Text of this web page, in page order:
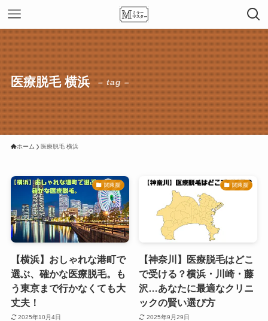
医療脱毛 横浜 – tag –
ホーム 医療脱毛 横浜
関東圏
【横浜】おしゃれな港町で
選ぶ、確かな医療脱毛。も
う東京まで行かなくても大
丈夫！
2025年10月4日
関東圏
【神奈川】医療脱毛はどこ
で受ける？横浜・川崎・藤
沢…あなたに最適なクリニ
ックの賢い選び方
2025年9月29日